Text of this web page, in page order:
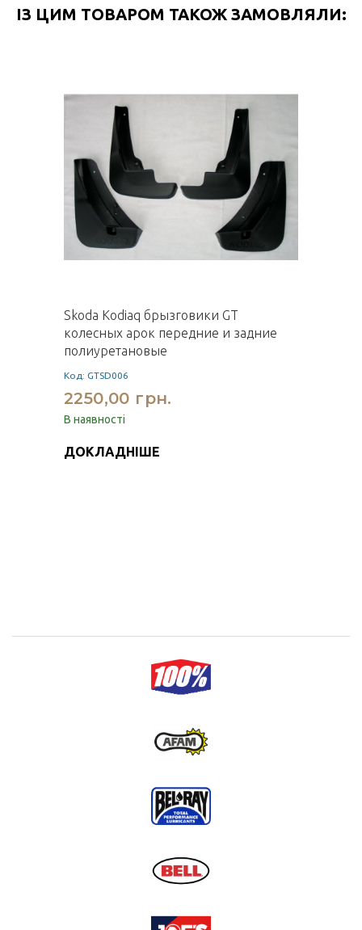
ІЗ ЦИМ ТОВАРОМ ТАКОЖ ЗАМОВЛЯЛИ:
Skoda Kodiaq брызговики GT
колесных арок передние и задние
полиуретановые
Код: GTSD006
2250,00 грн.
В наявності
ДОКЛАДНІШЕ